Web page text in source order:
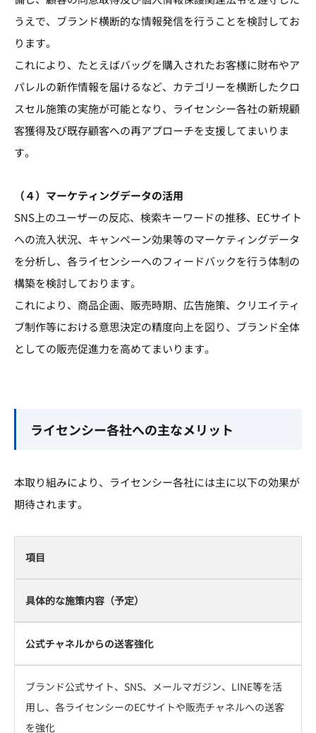
うえで、ブランド横断的な情報発信を行うことを検討してお
ります。
これにより、たとえばバッグを購入されたお客様に財布やア
パレルの新作情報を届けるなど、カテゴリーを横断したクロ
スセル施策の実施が可能となり、ライセンシー各社の新規顧
客獲得及び既存顧客への再アプローチを支援してまいりま
す。
（４）マーケティングデータの活用
SNS上のユーザーの反応、検索キーワードの推移、ECサイト
への流入状況、キャンペーン効果等のマーケティングデータ
を分析し、各ライセンシーへのフィードバックを行う体制の
構築を検討しております。
これにより、商品企画、販売時期、広告施策、クリエイティ
ブ制作等における意思決定の精度向上を図り、ブランド全体
としての販売促進力を高めてまいります。
ライセンシー各社への主なメリット
本取り組みにより、ライセンシー各社には主に以下の効果が
期待されます。
項目
具体的な施策内容（予定）
公式チャネルからの送客強化
ブランド公式サイト、SNS、メールマガジン、LINE等を活
用し、各ライセンシーのECサイトや販売チャネルへの送客
を強化